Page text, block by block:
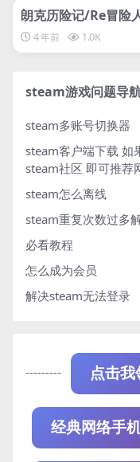
网盘
朗克历险记/Re冒险
4 年前 1.0K
steam游戏问题导
steam多账号切换器
steam客户端下载 如
steam社区 即可推荐
steam怎么离线
steam重复次数过多
必看教程
怎么成为会员
解决steam无法登录
--------- 点击我
经典网络手